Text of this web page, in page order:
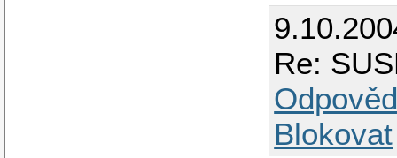
Re:
Blokovat